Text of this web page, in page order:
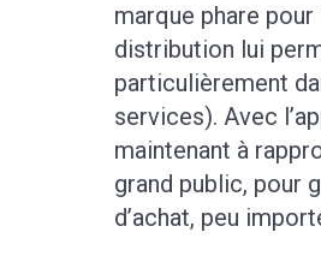
marque phare
distribution lui
particulièrement
services). Avec
maintenant à
grand public, pour
d’achat, peu